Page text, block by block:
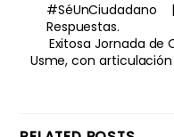
Respuestas.
Exitosa Jornada de
Usme, con articulación